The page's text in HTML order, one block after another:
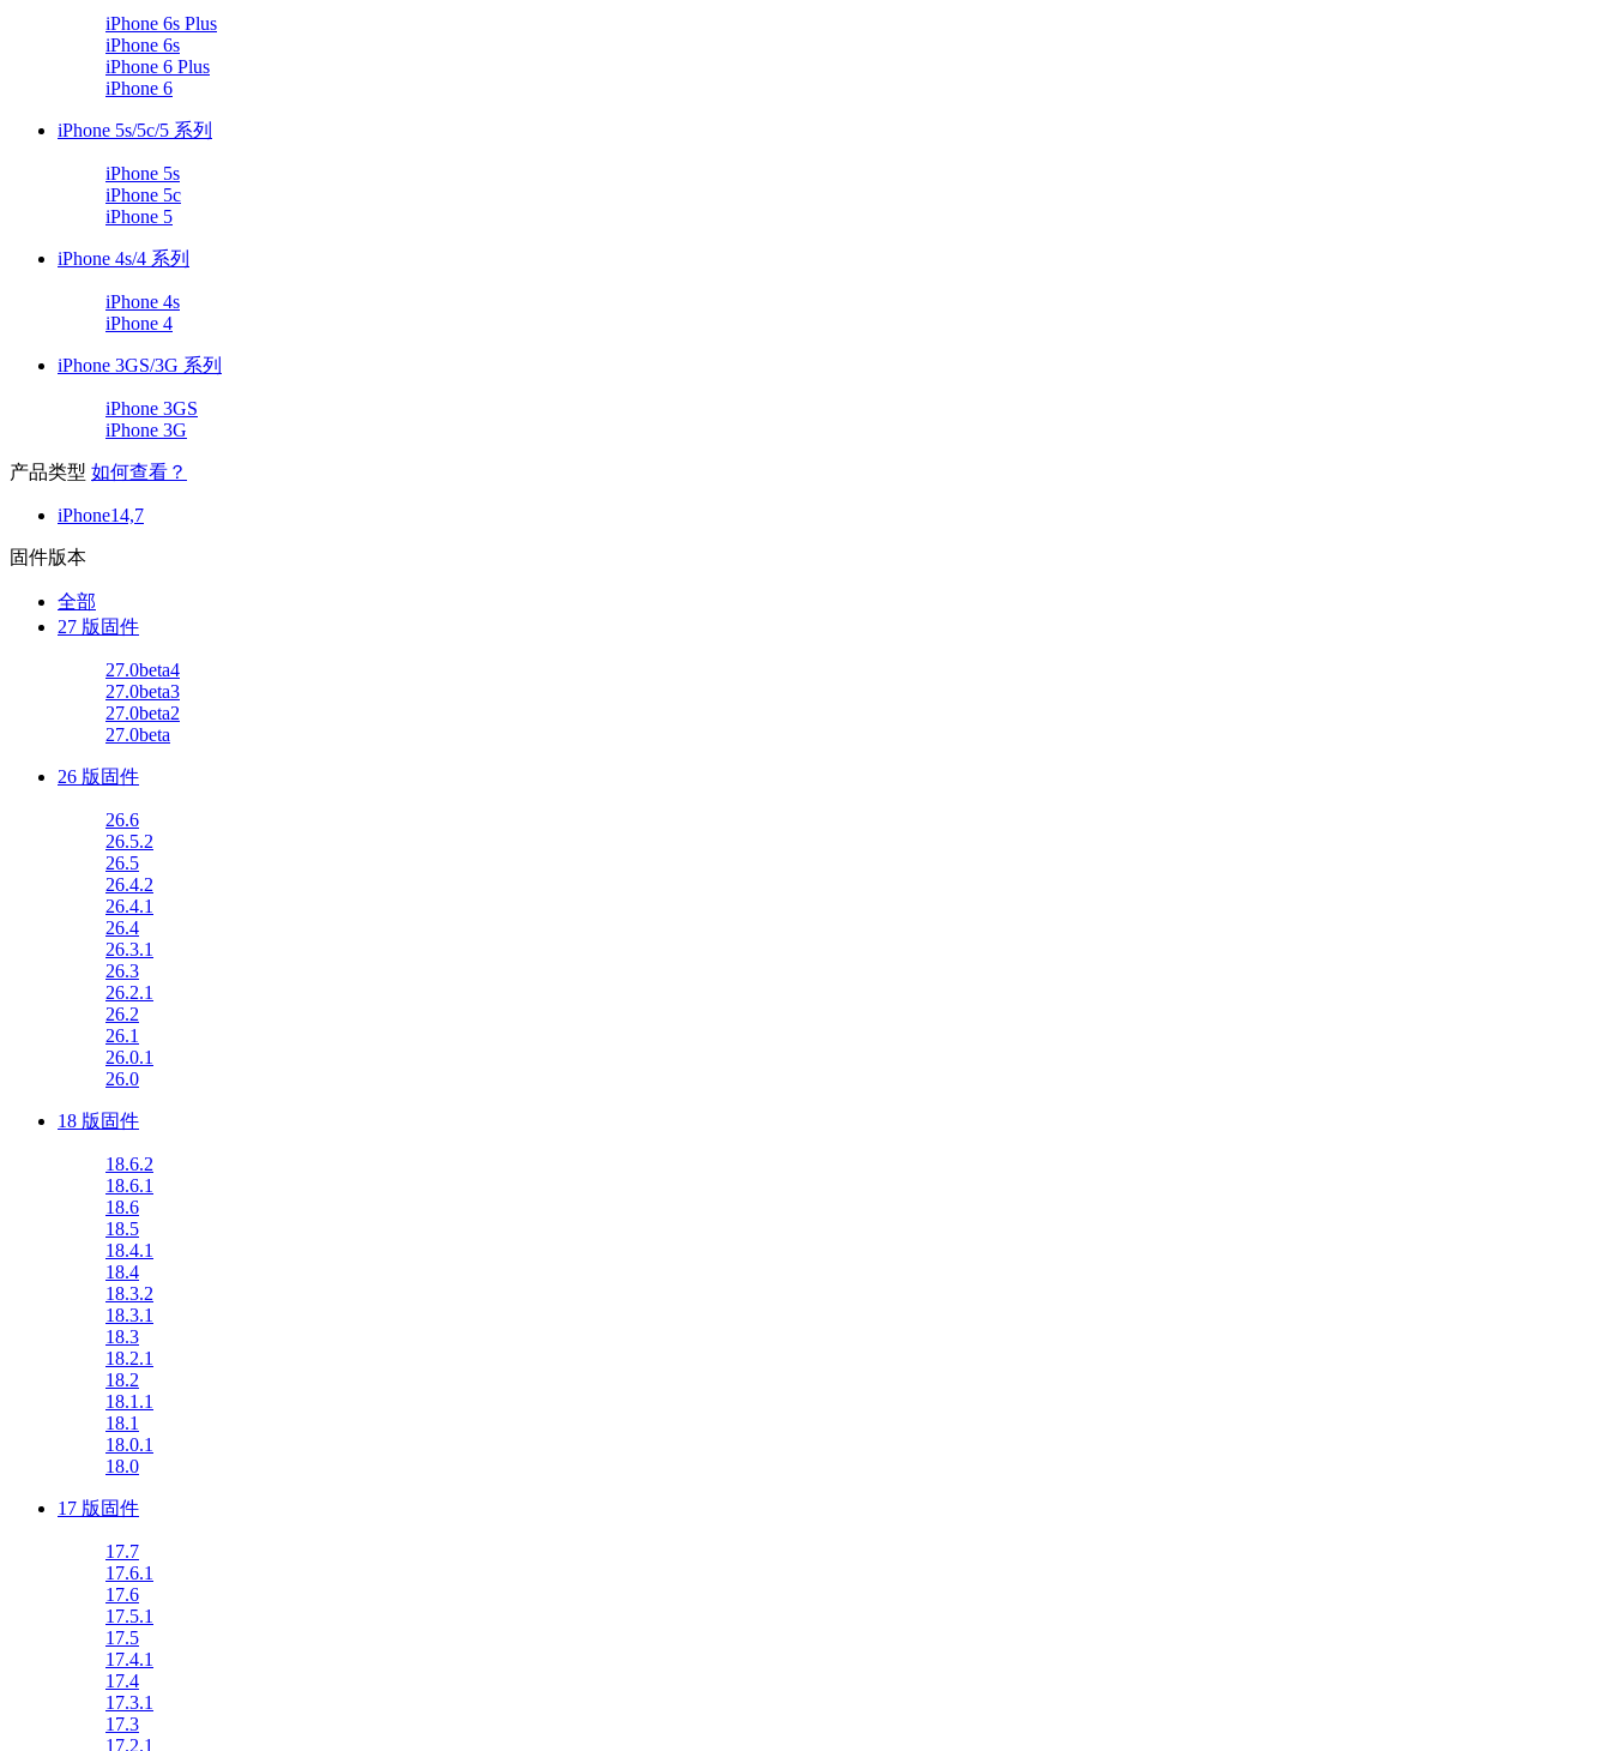
iPhone 6s Plus
iPhone 6s
iPhone 6 Plus
iPhone 6
iPhone 5s/5c/5 系列
iPhone 5s
iPhone 5c
iPhone 5
iPhone 4s/4 系列
iPhone 4s
iPhone 4
iPhone 3GS/3G 系列
iPhone 3GS
iPhone 3G
产品类型 如何查看？
iPhone14,7
固件版本
全部
27 版固件
27.0beta4
27.0beta3
27.0beta2
27.0beta
26 版固件
26.6
26.5.2
26.5
26.4.2
26.4.1
26.4
26.3.1
26.3
26.2.1
26.2
26.1
26.0.1
26.0
18 版固件
18.6.2
18.6.1
18.6
18.5
18.4.1
18.4
18.3.2
18.3.1
18.3
18.2.1
18.2
18.1.1
18.1
18.0.1
18.0
17 版固件
17.7
17.6.1
17.6
17.5.1
17.5
17.4.1
17.4
17.3.1
17.3
17.2.1